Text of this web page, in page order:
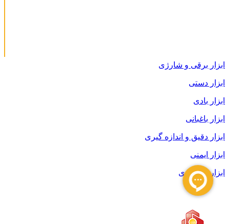
ابزار برقی و شارژی
ابزار دستی
ابزار بادی
ابزار باغبانی
ابزار دقیق و اندازه گیری
ابزار ایمنی
ابزار انبارداری